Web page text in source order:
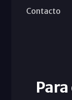
Contacto